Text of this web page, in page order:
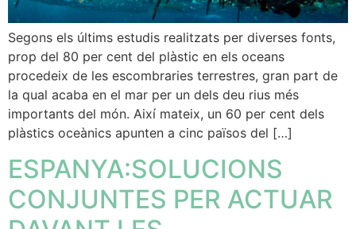
Segons els últims estudis realitzats per diverses fonts,
prop del 80 per cent del plàstic en els oceans
procedeix de les escombraries terrestres, gran part de
la qual acaba en el mar per un dels deu rius més
importants del món. Així mateix, un 60 per cent dels
plàstics oceànics apunten a cinc països del […]
ESPANYA:SOLUCIONS
CONJUNTES PER ACTUAR